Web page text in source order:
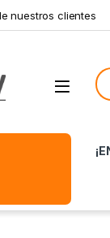
nuestros clientes
Open